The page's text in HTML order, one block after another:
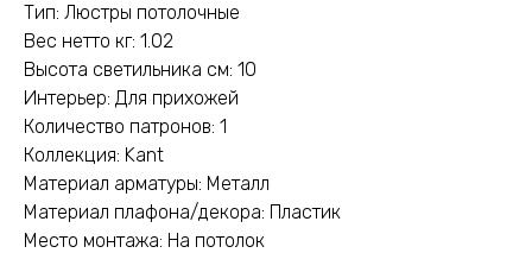
Тип: Люстры потолочные
Вес нетто кг: 1.02
Высота светильника см: 10
Интерьер: Для прихожей
Количество патронов: 1
Коллекция: Kant
Материал арматуры: Металл
Материал плафона/декора: Пластик
Место монтажа: На потолок